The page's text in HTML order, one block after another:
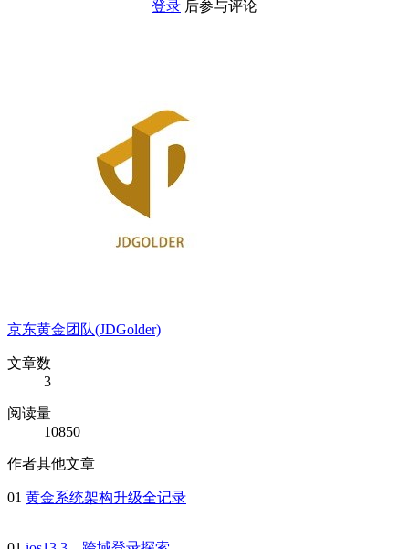
登录 后参与评论
京东黄金团队(JDGolder)
文章数
3
阅读量
10850
作者其他文章
01 黄金系统架构升级全记录